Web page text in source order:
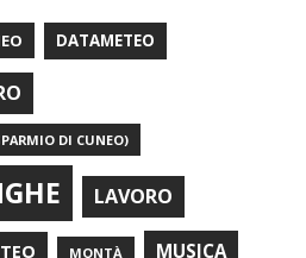
DATAMETEO
DI CUNEO)
LAVORO
MONTÀ MUSICA